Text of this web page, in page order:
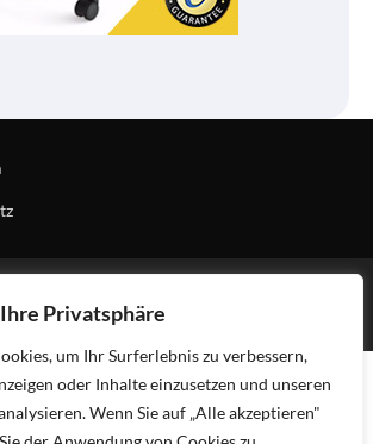
Privatsphäre
um Ihr Surferlebnis zu verbessern,
oder Inhalte einzusetzen und unseren
Wenn Sie auf „Alle akzeptieren"
.